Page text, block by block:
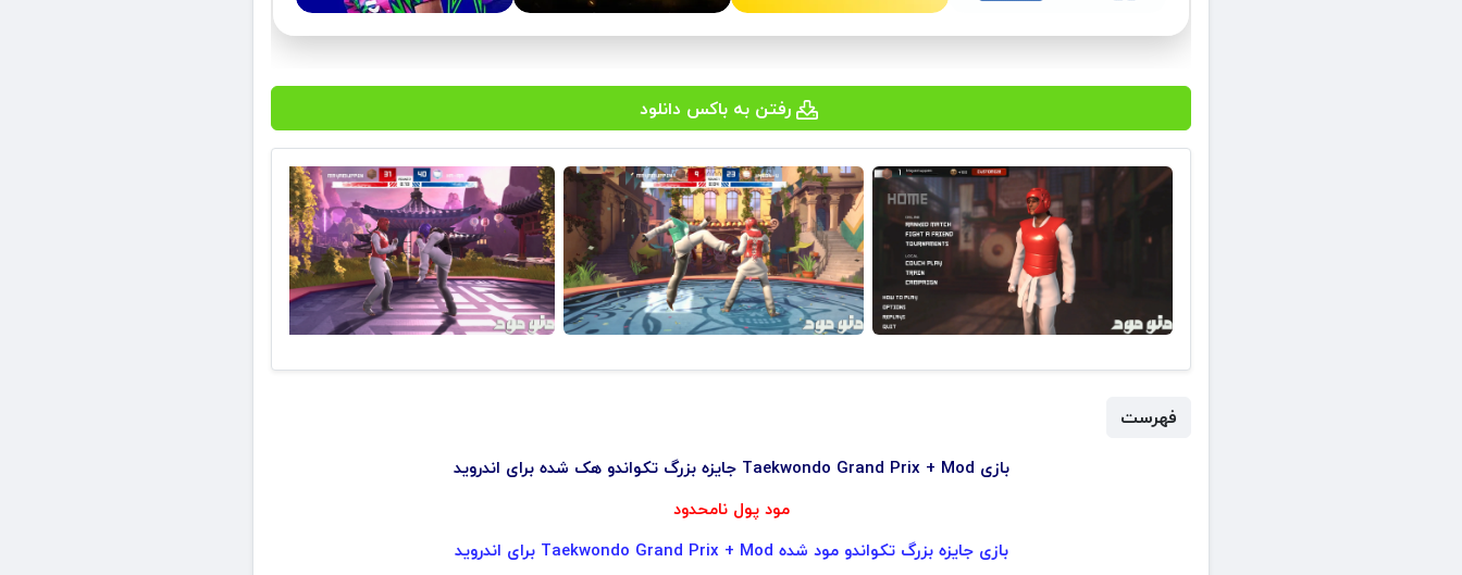
رفتن به باکس دانلود
فهرست
بازی Taekwondo Grand Prix + Mod جایزه بزرگ تکواندو هک شده برای اندروید
مود پول نامحدود
بازی جایزه بزرگ تکواندو مود شده Taekwondo Grand Prix + Mod برای اندروید